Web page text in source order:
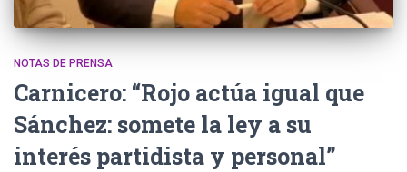
NOTAS DE PRENSA
Carnicero: “Rojo actúa igual que
Sánchez: somete la ley a su
interés partidista y personal”